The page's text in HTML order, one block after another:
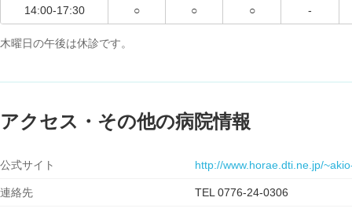
14:00-17:30 ○ ○ ○ -
木曜日の午後は休診です。
アクセス・その他の病院情報
公式サイト http://www.horae.dti.ne.jp/
連絡先 TEL 0776-24-0306